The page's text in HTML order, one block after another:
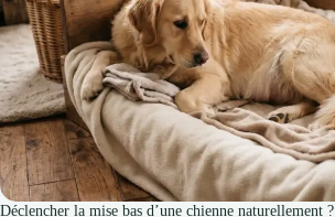
Déclencher la mise bas d’une chienne naturellement ?